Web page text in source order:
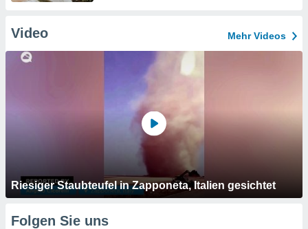
Video Mehr Videos
Riesiger Staubteufel in Zapponeta, Italien gesichtet
Folgen Sie uns